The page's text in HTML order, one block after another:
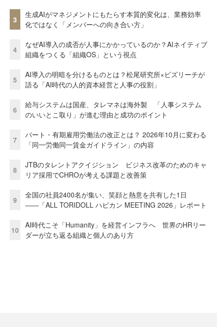
3
生成AIがマネジメントにもたらす本質的変化は、業務効率
化ではなく「メンバーへの向き合い方」
4
なぜAI導入の成否が人事にかかっているのか？AIネイティブ
組織をつくる「組織OS」という視点
5
AI導入の明暗を分けるものとは？松尾研究所×ビズリーチが
語る「AI時代の人的資本経営と人事の役割」
6
給与システムは国産、タレマネは海外製 「人事システム
のいいとこ取り」が進む理由と成功のポイント
7
パート・有期雇用労働法の改正とは？ 2026年10月に変わる
「同一労働同一賃金ガイドライン」の内容
8
JTBのタレントアクイジション ビジネス改革のためのキャ
リア採用でCHROが考える課題と改善策
9
全国の社員2400名が集い、笑顔と熱意を共有した1日
――「ALL TORIDOLL ハピカン MEETING 2026」レポート
10
AI時代こそ「Humanity」を経営インフラへ 世界のHRリー
ダーが立ち返る組織と個人のあり方